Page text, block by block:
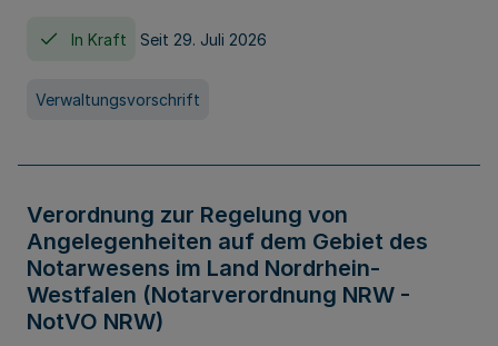
In Kraft Seit 29. Juli 2026
Verwaltungsvorschrift
Verordnung zur Regelung von
Angelegenheiten auf dem Gebiet des
Notarwesens im Land Nordrhein-
Westfalen (Notarverordnung NRW -
NotVO NRW)